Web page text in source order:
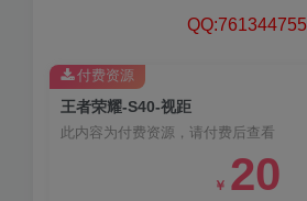
QQ:761344755
王者荣耀-S40-视距
此内容为付费资源，请付费后查看
￥ 20
付费资源